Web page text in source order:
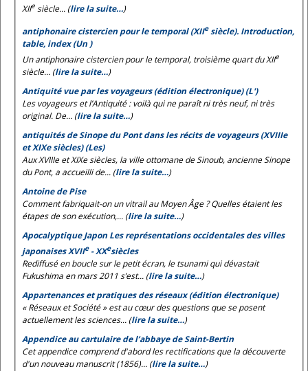
XIIe siècle... (lire la suite…)
antiphonaire cistercien pour le temporal (XIIesiècle). Introduction,
table, index (Un )
Un antiphonaire cistercien pour le temporal, troisième quart du XIIe
siècle... (lire la suite…)
Antiquité vue par les voyageurs (édition électronique) (L')
Les voyageurs et l’Antiquité : voilà qui ne paraît ni très neuf, ni très
original. De... (lire la suite…)
antiquités de Sinope du Pont dans les récits de voyageurs (XVIIIe
et XIXe siècles) (Les)
Aux XVIIIe et XIXe siècles, la ville ottomane de Sinoub, ancienne Sinope
du Pont, a accueilli de... (lire la suite…)
Antoine de Pise
Comment fabriquait-on un vitrail au Moyen Âge ? Quelles étaient les
étapes de son exécution,... (lire la suite…)
Apocalyptique Japon Les représentations occidentales des villes
japonaises XVIIe- XXesiècles
Rediffusé en boucle sur le petit écran, le tsunami qui dévastait
Fukushima en mars 2011 s’est... (lire la suite…)
Appartenances et pratiques des réseaux (édition électronique)
« Réseaux et Société » est au cœur des questions que se posent
actuellement les sciences... (lire la suite…)
Appendice au cartulaire de l’abbaye de Saint-Bertin
Cet appendice comprend d'abord les rectifications que la découverte
d'un nouveau manuscrit (1856)... (lire la suite…)